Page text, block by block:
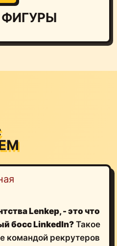
Lenkep, - это что
босс LinkedIn? Такое
командой рекрутеров